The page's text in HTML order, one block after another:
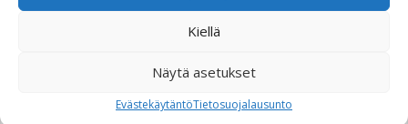
Kiellä
Näytä asetukset
EvästekäytäntöTietosuojalausunto